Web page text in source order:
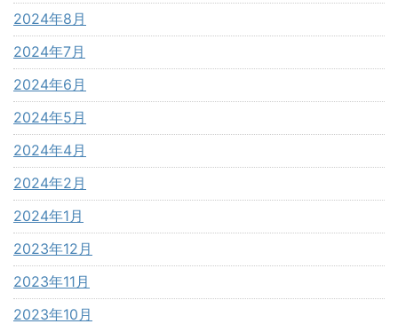
2024年8月
2024年7月
2024年6月
2024年5月
2024年4月
2024年2月
2024年1月
2023年12月
2023年11月
2023年10月